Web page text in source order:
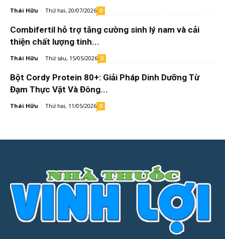
Thái Hữu - Thứ hai, 20/07/2026 0
Combifertil hỗ trợ tăng cường sinh lý nam và cải
thiện chất lượng tinh...
Thái Hữu - Thứ sáu, 15/05/2026 0
Bột Cordy Protein 80+: Giải Pháp Dinh Dưỡng Từ
Đạm Thực Vật Và Đông...
Thái Hữu - Thứ hai, 11/05/2026 0